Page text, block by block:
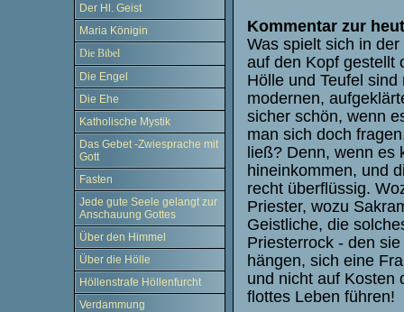
Der Hl. Geist
Maria Königin
Die Bibel
Die Engel
Die Ehe
Katholische Mystik
Das Gebet -Zwiesprache mit
Gott
Fasten
Jede gute Seele gelangt zur
Anschauung Gottes
Über den Himmel
Über die Hölle
Höllenstrafe Höllenfurcht
Verdammung
Kommentar zur
Was spielt sich in
auf den Kopf gestellt
Hölle und Teufel
modernen,
sicher schön, wenn
man sich doch
ließ? Denn, wenn es
hineinkommen, und
recht überflüssig.
Priester, wozu
Geistliche, die
Priesterrock - den
hängen, sich eine
und nicht auf Kosten
flottes Leben führen!